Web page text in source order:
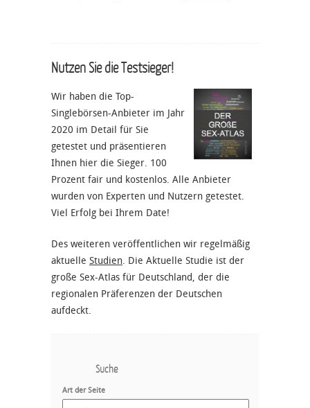
Nutzen Sie die Testsieger!
Wir haben die Top-
Singlebörsen-Anbieter im Jahr
2020 im Detail für Sie
getestet und präsentieren
Ihnen hier die Sieger. 100
Prozent fair und kostenlos. Alle Anbieter
wurden von Experten und Nutzern getestet.
Viel Erfolg bei Ihrem Date!
Des weiteren veröffentlichen wir regelmäßig
aktuelle Studien. Die Aktuelle Studie ist der
große Sex-Atlas für Deutschland, der die
regionalen Präferenzen der Deutschen
aufdeckt.
Suche
Art der Seite